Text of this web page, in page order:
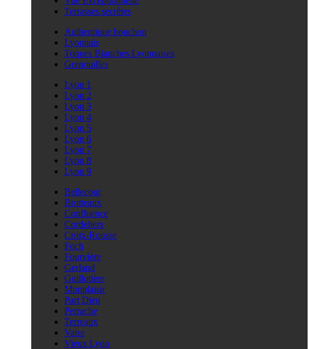
Terrasses secrètes
Authentique bouchon
Lyonnais
Toques Blanches Lyonnaises
Grenouilles
Lyon 1
Lyon 2
Lyon 3
Lyon 4
Lyon 5
Lyon 6
Lyon 7
Lyon 8
Lyon 9
Bellecour
Brotteaux
Confluence
Cordeliers
Croix-Rousse
Foch
Fourvière
Gerland
Guillotière
Monplaisir
Part Dieu
Perrache
Terreaux
Vaise
Vieux Lyon